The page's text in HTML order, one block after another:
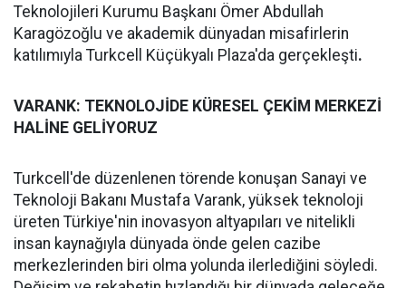
Teknolojileri Kurumu Başkanı Ömer Abdullah
Karagözoğlu ve akademik dünyadan misafirlerin
katılımıyla Turkcell Küçükyalı Plaza'da gerçekleşti.
VARANK: TEKNOLOJİDE KÜRESEL ÇEKİM MERKEZİ
HALİNE GELİYORUZ
Turkcell'de düzenlenen törende konuşan Sanayi ve
Teknoloji Bakanı Mustafa Varank, yüksek teknoloji
üreten Türkiye'nin inovasyon altyapıları ve nitelikli
insan kaynağıyla dünyada önde gelen cazibe
merkezlerinden biri olma yolunda ilerlediğini söyledi.